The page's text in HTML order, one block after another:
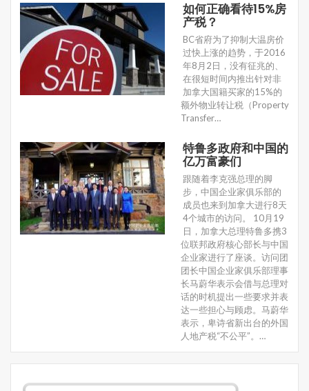
如何正确看待15%房
产税？
BC省府为了抑制大温房价
过快上涨的趋势，于2016
年8月2日，没有征兆的、
在很短时间内推出针对非
加拿大国籍买家的15%的
额外物业转让税（Property
Transfer…
特鲁多政府和中国的
亿万富豪们
跟随着李克强总理的脚
步，中国企业家俱乐部的
成员也来到加拿大进行8天
4个城市的访问。 10月19
日，加拿大总理特鲁多携3
位联邦政府核心部长与中国
企业家进行了座谈。访问团
团长中国企业家俱乐部理事
长马蔚华表示会借与总理对
话的时机提出一些要求并表
达一些担心与顾虑。马蔚华
表示，卑诗省新出台的外国
人地产税“不公平”。…